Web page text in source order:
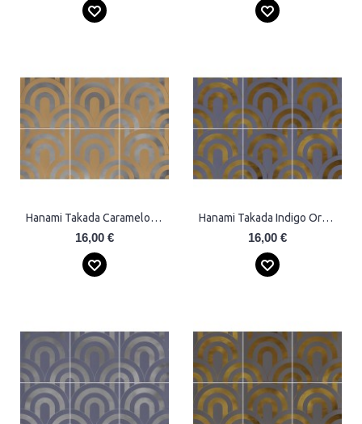
Hanami Takada Caramelo Plata Plytelės
16,00 €
Hanami Takada Indigo Oro Plytelės
16,00 €